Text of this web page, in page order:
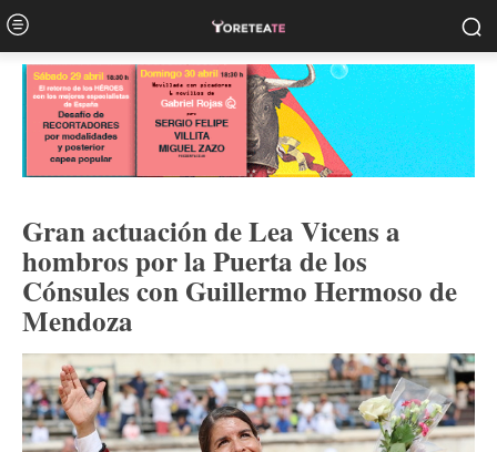
Gran actuación de Lea Vicens a
hombros por la Puerta de los
Cónsules con Guillermo Hermoso de
Mendoza